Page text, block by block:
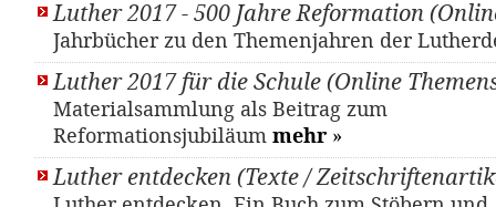
Luther 2017 - 500 Jahre Reformation
Jahrbücher zu den Themenjahren der
Luther 2017 für die Schule (Online
Materialsammlung als Beitrag zum
Reformationsjubiläum mehr »
Luther entdecken (Texte /